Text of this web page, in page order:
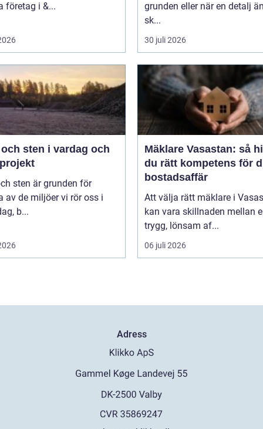
företag i &...
grunden eller när en detalj äntligen
sk...
30 juli 2026
sten i vardag och
sten är grunden för
av de miljöer vi rör oss i
b...
Mäklare Vasastan: så
du rätt kompetens för
bostadsaffär
Att välja rätt mäklare i
kan vara skillnaden mellan
trygg, lönsam af...
06 juli 2026
Adress